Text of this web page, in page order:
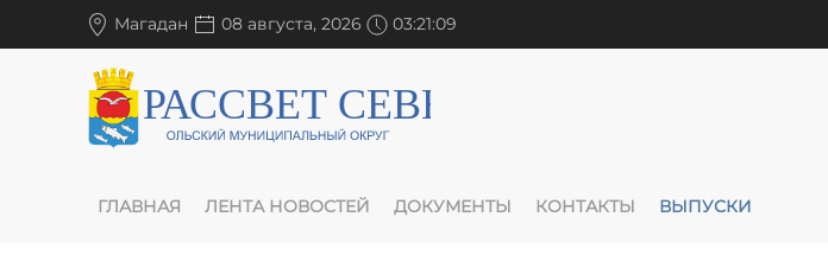
Магадан 08 августа, 2026 03:21:09
ГЛАВНАЯ ЛЕНТА НОВОСТЕЙ ДОКУМЕНТЫ КОНТАКТЫ ВЫПУСКИ